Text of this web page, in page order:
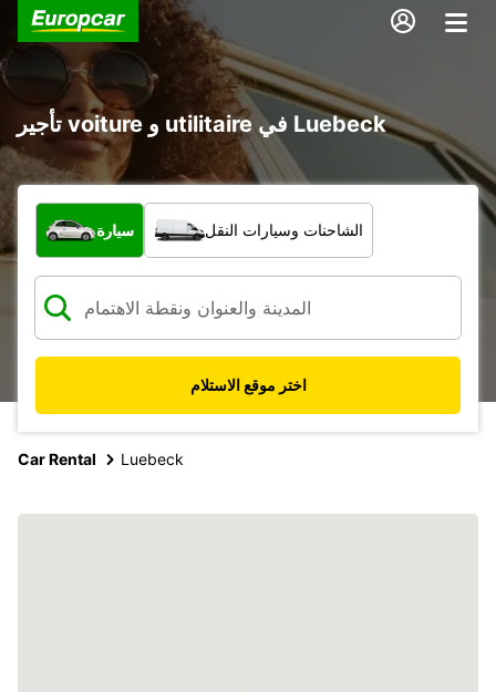
تأجير voiture و utilitaire في Luebeck
ما نوع المركبة؟
سيارة الشاحنات وسيارات النقل
اختر موقع الاستلام
Car Rental Luebeck